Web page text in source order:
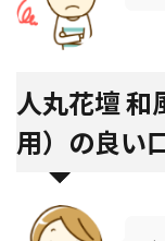
人丸花壇 和
用）の良い